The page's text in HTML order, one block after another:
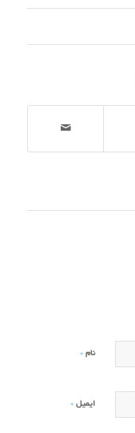
نام *
ایمیل *